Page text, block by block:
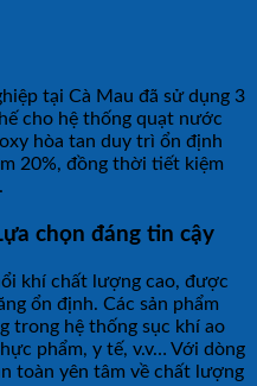
tại Cà Mau đã sử dụng 3
cho hệ thống quạt nước
hòa tan duy trì ổn định
20%, đồng thời tiết kiệm
chọn đáng tin cậy
khí chất lượng cao, được
ổn định. Các sản phẩm
trong hệ thống sục khí ao
phẩm, y tế, v.v… Với dòng
toàn yên tâm về chất lượng